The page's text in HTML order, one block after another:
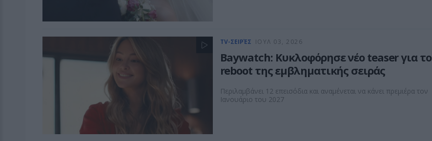
TV-ΣΕΙΡΈΣ ΙΟΥΛ 03, 2026
Baywatch: Κυκλοφόρησε νέο teaser για το
reboot της εμβληματικής σειράς
Περιλαμβάνει 12 επεισόδια και αναμένεται να κάνει πρεμιέρα τον
Ιανουάριο του 2027